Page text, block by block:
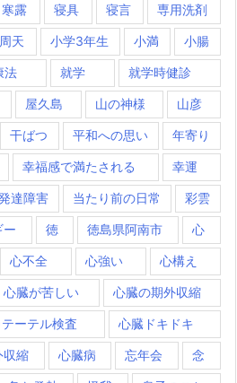
寒露 寝具 寝言 専用洗剤
天 小学3年生 小満 小腸
法 就学 就学時健診
屋久島 山の神様 山彦
干ばつ 平和への思い 年寄り
幸福感で満たされる 幸運
達障害 当たり前の日常 彩雲
ー 徳 徳島県阿南市 心
心不全 心強い 心構え
心臓が苦しい 心臓の期外収縮
ーテル検査 心臓ドキドキ
収縮 心臓病 忘年会 念